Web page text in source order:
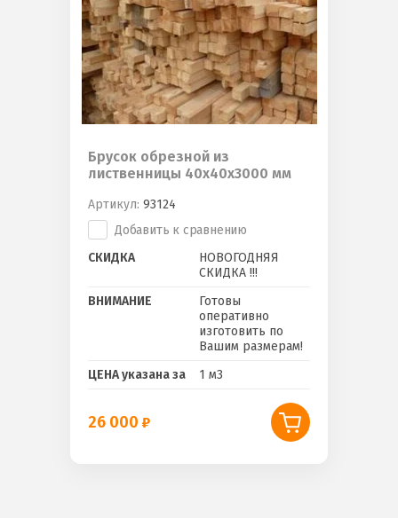
Брусок обрезной из
лиственницы 40х40х3000 мм
Артикул: 93124
Добавить к сравнению
СКИДКА
НОВОГОДНЯЯ
СКИДКА !!!
ВНИМАНИЕ
Готовы
оперативно
изготовить по
Вашим размерам!
ЦЕНА указана за
1 м3
26 000